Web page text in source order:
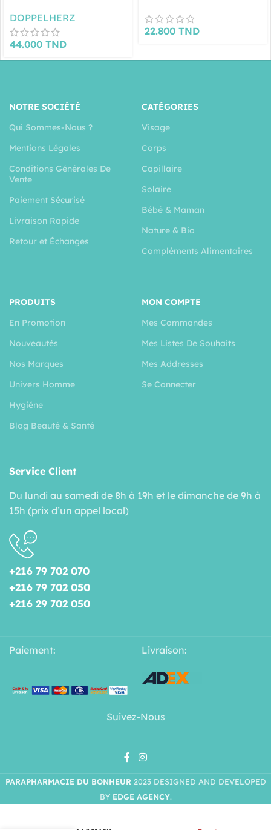
DOPPELHERZ
44.000 TND
22.800 TND
NOTRE SOCIÉTÉ
Qui Sommes-Nous ?
Mentions Légales
Conditions Générales De
Vente
Paiement Sécurisé
Livraison Rapide
Retour et Échanges
CATÉGORIES
Visage
Corps
Capillaire
Solaire
Bébé & Maman
Nature & Bio
Compléments Alimentaires
PRODUITS
En Promotion
Nouveautés
Nos Marques
Univers Homme
Hygiéne
Blog Beauté & Santé
MON COMPTE
Mes Commandes
Mes Listes De Souhaits
Mes Addresses
Se Connecter
Service Client
Du lundi au samedi de 8h à 19h et le dimanche de 9h à
15h (prix d’un appel local)
+216 79 702 070
+216 79 702 050
+216 29 702 050
Paiement: Livraison:
Suivez-Nous
PARAPHARMACIE DU BONHEUR 2023 DESIGNED AND DEVELOPED
BY EDGE AGENCY.